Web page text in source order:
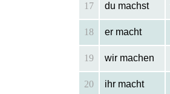
17 du machst
18 er macht
19 wir machen
20 ihr macht